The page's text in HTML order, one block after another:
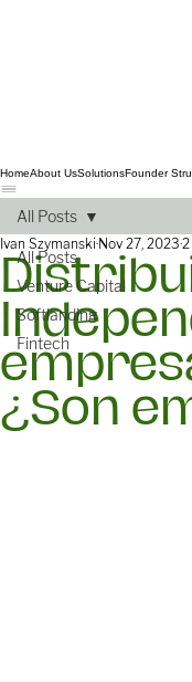
All Posts
Venture Capital
Softlanding
Fintech
All Posts
¿Son
Ivan Szymanski Nov 27, 2023